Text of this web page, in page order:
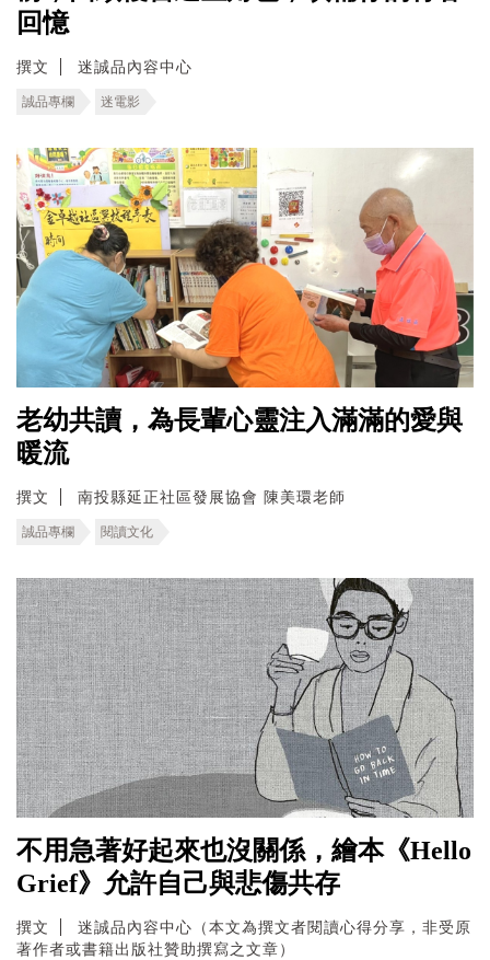
回憶
撰文 迷誠品內容中心
誠品專欄 迷電影
老幼共讀，為長輩心靈注入滿滿的愛與
暖流
撰文 南投縣延正社區發展協會 陳美環老師
誠品專欄 閱讀文化
不用急著好起來也沒關係，繪本《Hello
Grief》允許自己與悲傷共存
撰文
迷誠品內容中心（本文為撰文者閱讀心得分享，非受原
著作者或書籍出版社贊助撰寫之文章）